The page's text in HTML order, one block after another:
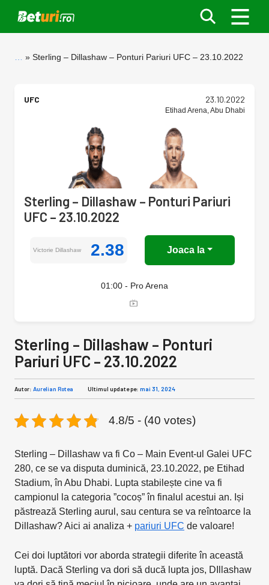
Sterling – Dillashaw – Ponturi Pariuri UFC – 23.10.2022
UFC 23.10.2022
Etihad Arena, Abu Dhabi
Sterling – Dillashaw – Ponturi Pariuri
UFC – 23.10.2022
Victorie Dillashaw 2.38 Joaca la
01:00 - Pro Arena
Sterling – Dillashaw – Ponturi
Pariuri UFC – 23.10.2022
Autor: Aurelian Rotea Ultimul update pe: mai 31, 2024
4.8/5 - (40 votes)
Sterling – Dillashaw va fi Co – Main Event-ul Galei UFC
280, ce se va disputa duminică, 23.10.2022, pe Etihad
Stadium, în Abu Dhabi. Lupta stabilește cine va fi
campionul la categoria ”cocoș” în finalul acestui an. Iși
păstrează Sterling aurul, sau centura se va reîntoarce la
Dillashaw? Aici ai analiza + pariuri UFC de valoare!
Cei doi luptători vor aborda strategii diferite în această
luptă. Dacă Sterling va dori să ducă lupta jos, DIllashaw